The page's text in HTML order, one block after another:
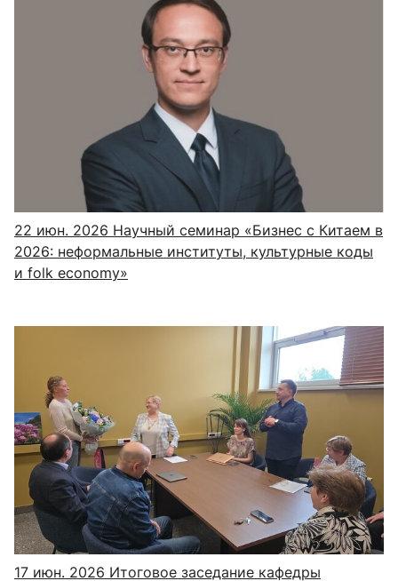
22 июн. 2026 Научный семинар «Бизнес с Китаем в
2026: неформальные институты, культурные коды
и folk economy»
17 июн. 2026 Итоговое заседание кафедры